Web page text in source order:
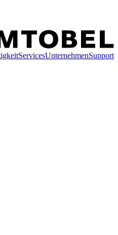
ServicesUnternehmenSupport